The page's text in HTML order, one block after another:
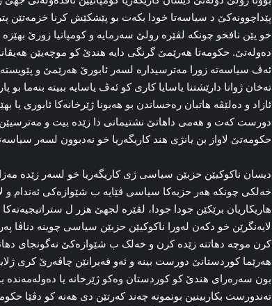
پێداچوونەکێ د سیاسەتا خودا بکەت بو پێشکێش کرنا خزمەتێن
خو یێن نافخو چونکە لڤێرە رولێ سەرمایە و کومپانیا زورێ
دەولەتێ. حکومەتا هەرێمێ گرنگى دایە هندێ کو موچەیێن
ئەڤ سیاسەتە زورا مەترسیدارە لسەر ئابورێ هەرێمێ و
تەخان ژوانا دارێشتنا یاسایا کارى کو ئەڤ یاسایە ببیتە بنەما
ئازاد و دەلێڤە هاتبان رەخساندن بو هەبونا ژێرخانەکا
دورست کەت و هەمى داهاتێ نشتیمانى دا زێدە بیت و مەترسیێن
حکومەتێ لاواز بن یانژى هند کاریگەریا خو نەدبوون لسەر
دیسان ناکوکیێن حزبێن سیاسى ژى کاریگەریا خو لسەر زێدە
خەلکى چونکە هەر حزبەکا سیاسى ڤێایە ب شێوازەکی ئەندام و
هاریکاریان برێکێن جودا جودا، لڤێرە لجهێ هزر ل
لایەنگرێن خو دکەن لەورا ناکوکیێن حزبێن سیاسى چوینە دناڤا
کرن موچە دهاتنە زێدە کرن و خەلک ب شێوازەکێ نەگونجای
هەرێما کوردستانێ دورست بینە و ئەو قەیرانێن چاڤەرێ کرى
بون سەرەراى هندێ کو کوردستان وەکو ژێرخانە یا دەولەمەندە
تەندورست بکاربینین بونمونە چەند کەرتێن دى هەنە کو دڤێا